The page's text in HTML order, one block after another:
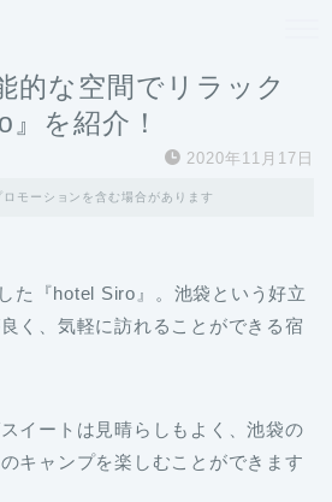
的な空間でリラック
を紹介！
2020年11月17日
モーションを含む場合があります
た『hotel Siro』。池袋という好立
く、気軽に訪れることができる宿
イートは見晴らしもよく、池袋の
キャンプを楽しむことができます